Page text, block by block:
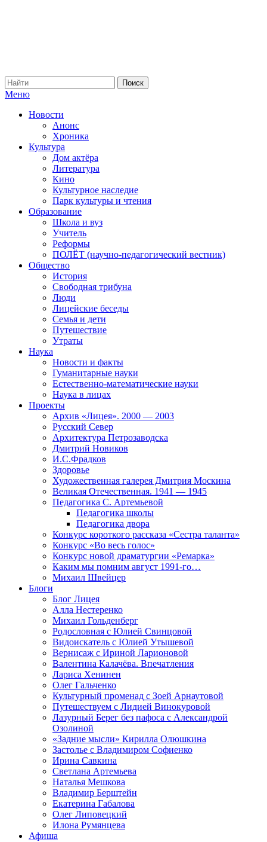
Меню
Новости
Анонс
Хроника
Культура
Дом актёра
Литература
Кино
Культурное наследие
Парк культуры и чтения
Образование
Школа и вуз
Учитель
Реформы
ПОЛЁТ (научно-педагогический вестник)
Общество
История
Свободная трибуна
Люди
Лицейские беседы
Семья и дети
Путешествие
Утраты
Наука
Новости и факты
Гуманитарные науки
Естественно-математические науки
Наука в лицах
Проекты
Архив «Лицея». 2000 — 2003
Русский Север
Архитектура Петрозаводска
Дмитрий Новиков
И.С.Фрадков
Здоровье
Художественная галерея Дмитрия Москина
Великая Отечественная. 1941 — 1945
Педагогика С. Артемьевой
Педагогика школы
Педагогика двора
Конкурс короткого рассказа «Сестра таланта»
Конкурс «Во весь голос»
Конкурс новой драматургии «Ремарка»
Каким мы помним август 1991-го…
Михаил Швейцер
Блоги
Блог Лицея
Алла Нестеренко
Михаил Гольденберг
Родословная с Юлией Свинцовой
Видоискатель с Юлией Утышевой
Вернисаж с Ириной Ларионовой
Валентина Калачёва. Впечатления
Лариса Хенинен
Олег Гальченко
Культурный променад с Зоей Арнаутовой
Путешествуем с Лидией Винокуровой
Лазурный Берег без пафоса с Александрой
Озолиной
«Задние мысли» Кирилла Олюшкина
Застолье с Владимиром Софиенко
Ирина Савкина
Светлана Артемьева
Наталья Мешкова
Владимир Берштейн
Екатерина Габалова
Олег Липовецкий
Илона Румянцева
Афиша